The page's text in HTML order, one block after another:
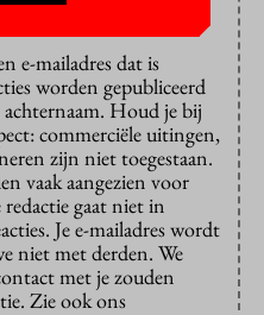
e-mailadres dat is
worden gepubliceerd
Houd je bij
commerciële uitingen,
zijn niet toegestaan.
vaak aangezien voor
gaat niet in
Je e-mailadres wordt
niet met derden. We
met je zouden
Zie ook ons